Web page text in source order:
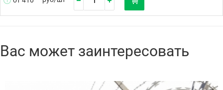
Вас может заинтересовать